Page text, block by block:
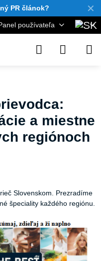
✕
PR článok?
používateľa
a miestne
regiónoch
Slovenskom. Prezradíme
špeciality každého regiónu.